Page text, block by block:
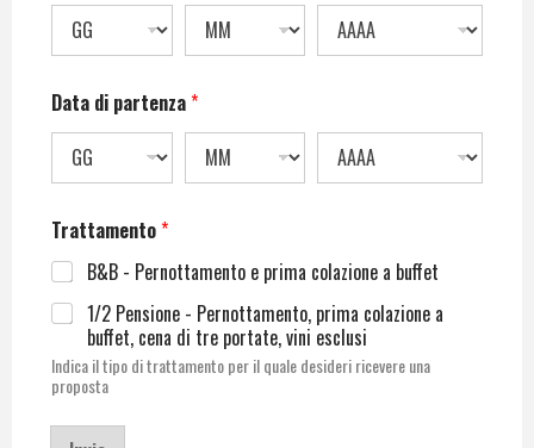
Data di partenza*
Trattamento*
B&B - Pernottamento e prima colazione a buffet
1/2 Pensione - Pernottamento, prima colazione a
buffet, cena di tre portate, vini esclusi
Indica il tipo di trattamento per il quale desideri ricevere una
proposta